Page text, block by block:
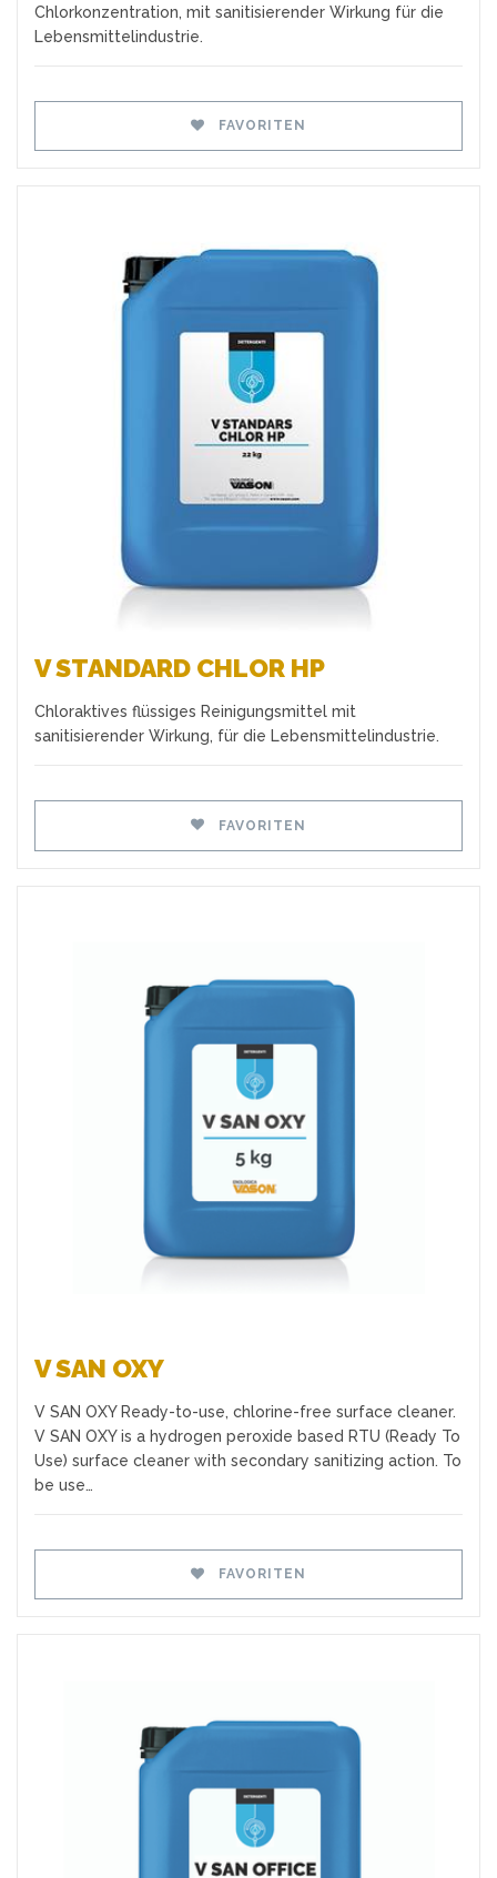
Chlorkonzentration, mit sanitisierender Wirkung für die
Lebensmittelindustrie.
FAVORITEN
V STANDARD CHLOR HP
Chloraktives flüssiges Reinigungsmittel mit
sanitisierender Wirkung, für die Lebensmittelindustrie.
FAVORITEN
V SAN OXY
V SAN OXY Ready-to-use, chlorine-free surface cleaner.
V SAN OXY is a hydrogen peroxide based RTU (Ready To
Use) surface cleaner with secondary sanitizing action. To
be use…
FAVORITEN